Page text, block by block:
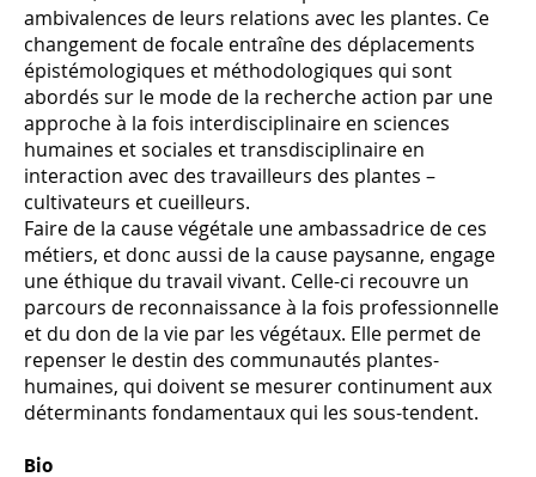
ambivalences de leurs relations avec les plantes. Ce
changement de focale entraîne des déplacements
épistémologiques et méthodologiques qui sont
abordés sur le mode de la recherche action par une
approche à la fois interdisciplinaire en sciences
humaines et sociales et transdisciplinaire en
interaction avec des travailleurs des plantes –
cultivateurs et cueilleurs.
Faire de la cause végétale une ambassadrice de ces
métiers, et donc aussi de la cause paysanne, engage
une éthique du travail vivant. Celle-ci recouvre un
parcours de reconnaissance à la fois professionnelle
et du don de la vie par les végétaux. Elle permet de
repenser le destin des communautés plantes-
humaines, qui doivent se mesurer continument aux
déterminants fondamentaux qui les sous-tendent.
Bio